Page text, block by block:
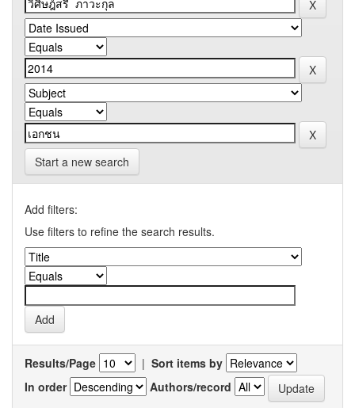
Start a new search
Add filters:
Use filters to refine the search results.
Results/Page | Sort items by
In order
Authors/record